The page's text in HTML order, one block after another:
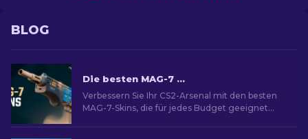
BLOG
Die besten MAG-7 Skins in CS2 für jedes Budget
Verbessern Sie Ihr CS2-Arsenal mit den besten
MAG-7-Skins, die für jedes Budget geeignet